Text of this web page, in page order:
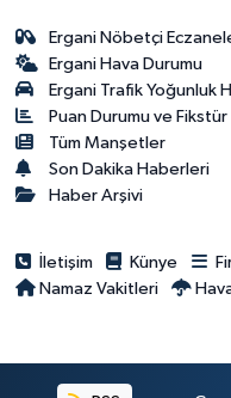
Ergani Nöbetçi
Ergani Hava Durumu
Ergani Trafik Yoğunluk
Puan Durumu ve Fikstür
Tüm Manşetler
Son Dakika Haberleri
Haber Arşivi
İletişim Künye
Namaz Vakitleri